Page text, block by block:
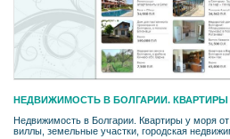
НЕДВИЖИМОСТЬ В БОЛГАРИИ.
Недвижимость в Болгарии. Квартиры у моря
виллы, земельные участки, городская